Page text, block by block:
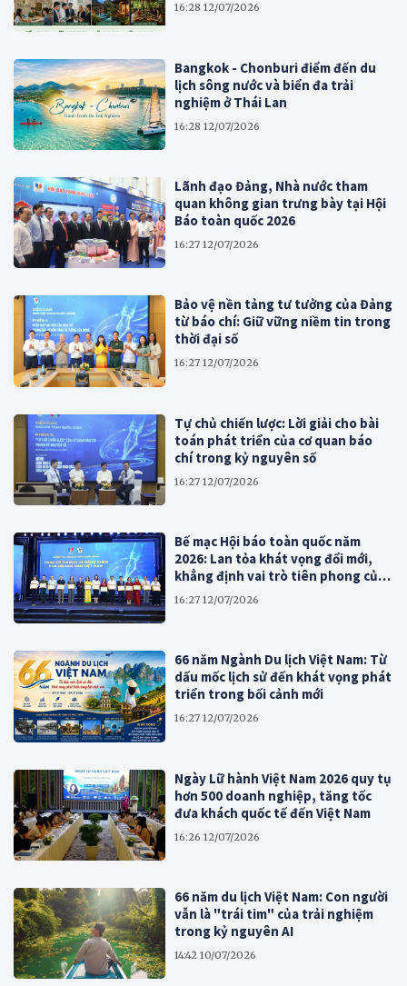
16:28 12/07/2026
Bangkok - Chonburi điểm đến du
lịch sông nước và biển đa trải
nghiệm ở Thái Lan
16:28 12/07/2026
Lãnh đạo Đảng, Nhà nước tham
quan không gian trưng bày tại Hội
Báo toàn quốc 2026
16:27 12/07/2026
Bảo vệ nền tảng tư tưởng của Đảng
từ báo chí: Giữ vững niềm tin trong
thời đại số
16:27 12/07/2026
Tự chủ chiến lược: Lời giải cho bài
toán phát triển của cơ quan báo
chí trong kỷ nguyên số
16:27 12/07/2026
Bế mạc Hội báo toàn quốc năm
2026: Lan tỏa khát vọng đổi mới,
khẳng định vai trò tiên phong của
báo chí cách mạng Việt Nam
16:27 12/07/2026
66 năm Ngành Du lịch Việt Nam: Từ
dấu mốc lịch sử đến khát vọng phát
triển trong bối cảnh mới
16:27 12/07/2026
Ngày Lữ hành Việt Nam 2026 quy tụ
hơn 500 doanh nghiệp, tăng tốc
đưa khách quốc tế đến Việt Nam
16:26 12/07/2026
66 năm du lịch Việt Nam: Con người
vẫn là "trái tim" của trải nghiệm
trong kỷ nguyên AI
14:42 10/07/2026